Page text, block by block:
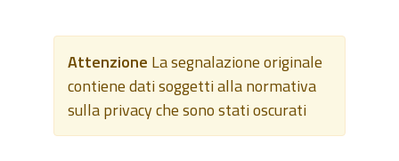
Attenzione La segnalazione originale
contiene dati soggetti alla normativa
sulla privacy che sono stati oscurati